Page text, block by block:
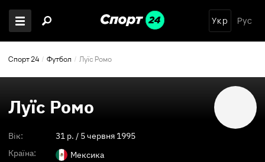
Укр Рус
Спорт 24 Футбол Луїс Ромо
Луїс Ромо
Вік: 31 p. / 5 червня 1995
Країна:
Мексика